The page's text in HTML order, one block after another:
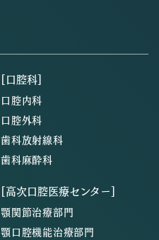
[口腔科]
口腔内科
口腔外科
歯科放射線科
歯科麻酔科
[高次口腔医療センター]
顎関節治療部門
顎口腔機能治療部門